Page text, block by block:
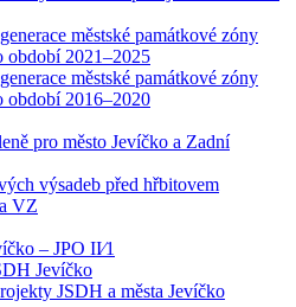
městské památkové zóny
období 2021–2025
městské památkové zóny
období 2016–2020
pro město Jevíčko a Zadní
výsadeb před hřbitovem
VZ
– JPO II⁄1
Jevíčko
JSDH a města Jevíčko